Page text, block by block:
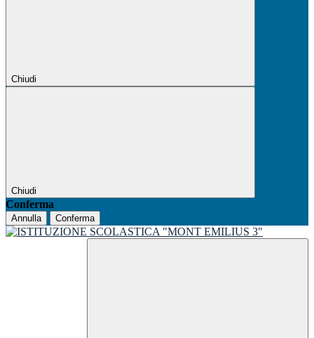
Chiudi
Chiudi
Conferma
Annulla Conferma